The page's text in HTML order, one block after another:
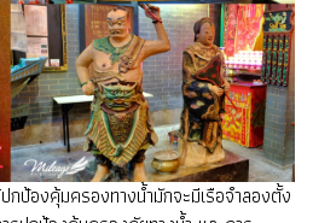
กป้องคุ้มครองทางน้ำมักจะมีเรือจำลองตั้ง